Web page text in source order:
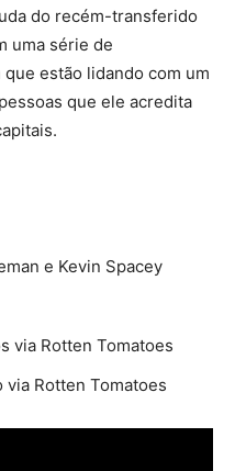
do recém-transferido
uma série de
estão lidando com um
que ele acredita
e Kevin Spacey
via Rotten Tomatoes
via Rotten Tomatoes